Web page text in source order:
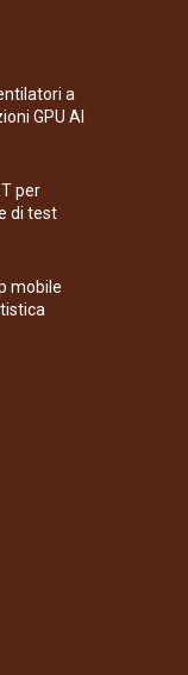
a
GPU AI
per
di test
mobile